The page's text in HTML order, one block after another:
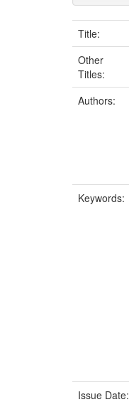
Title:
Other
Titles:
Authors:
Keywords:
Issue Date: